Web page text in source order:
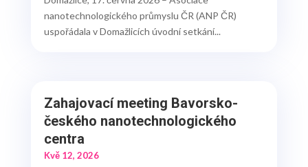
nanotechnologického průmyslu ČR (ANP ČR)
uspořádala v Domažlicích úvodní setkání...
Zahajovací meeting Bavorsko-
českého nanotechnologického
centra
Kvě 12, 2026